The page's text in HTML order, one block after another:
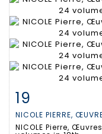
Item detail
19
NICOLE PIERRE,
NICOLE Pierre,